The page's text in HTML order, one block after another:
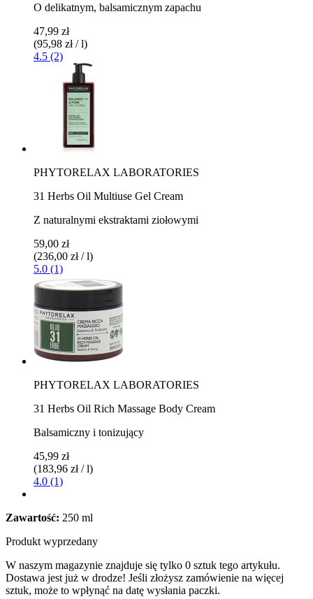
O delikatnym, balsamicznym zapachu
47,99 zł
(95,98 zł / l)
4.5 (2)
PHYTORELAX LABORATORIES
31 Herbs Oil Multiuse Gel Cream
Z naturalnymi ekstraktami ziołowymi
59,00 zł
(236,00 zł / l)
5.0 (1)
PHYTORELAX LABORATORIES
31 Herbs Oil Rich Massage Body Cream
Balsamiczny i tonizujący
45,99 zł
(183,96 zł / l)
4.0 (1)
Zawartość: 250 ml
Produkt wyprzedany
W naszym magazynie znajduje się tylko 0 sztuk tego artykułu.
Dostawa jest już w drodze! Jeśli złożysz zamówienie na więcej
sztuk, może to wpłynąć na datę wysłania paczki.